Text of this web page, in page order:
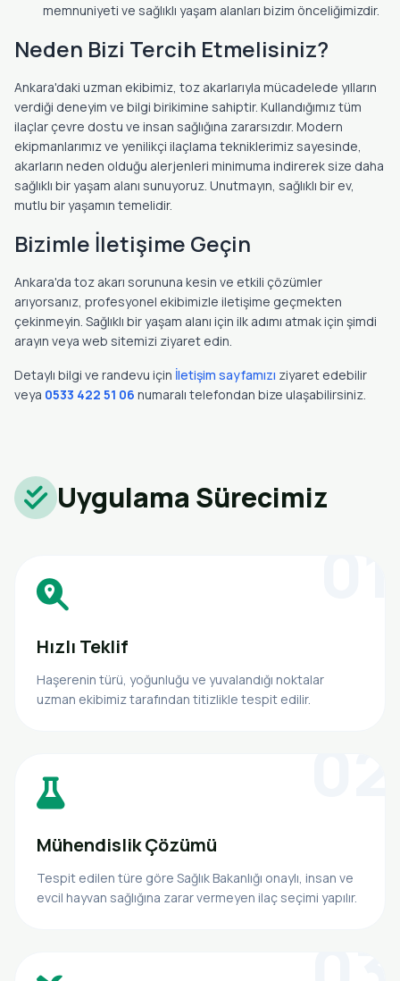
memnuniyeti ve sağlıklı yaşam alanları bizim önceliğimizdir.
Neden Bizi Tercih Etmelisiniz?
Ankara'daki uzman ekibimiz, toz akarlarıyla mücadelede yılların
verdiği deneyim ve bilgi birikimine sahiptir. Kullandığımız tüm
ilaçlar çevre dostu ve insan sağlığına zararsızdır. Modern
ekipmanlarımız ve yenilikçi ilaçlama tekniklerimiz sayesinde,
akarların neden olduğu alerjenleri minimuma indirerek size daha
sağlıklı bir yaşam alanı sunuyoruz. Unutmayın, sağlıklı bir ev,
mutlu bir yaşamın temelidir.
Bizimle İletişime Geçin
Ankara'da toz akarı sorununa kesin ve etkili çözümler
arıyorsanız, profesyonel ekibimizle iletişime geçmekten
çekinmeyin. Sağlıklı bir yaşam alanı için ilk adımı atmak için şimdi
arayın veya web sitemizi ziyaret edin.
Detaylı bilgi ve randevu için İletişim sayfamızı ziyaret edebilir
veya 0533 422 51 06 numaralı telefondan bize ulaşabilirsiniz.
Uygulama Sürecimiz
Hızlı Teklif
Haşerenin türü, yoğunluğu ve yuvalandığı noktalar
uzman ekibimiz tarafından titizlikle tespit edilir.
Mühendislik Çözümü
Tespit edilen türe göre Sağlık Bakanlığı onaylı, insan ve
evcil hayvan sağlığına zarar vermeyen ilaç seçimi yapılır.